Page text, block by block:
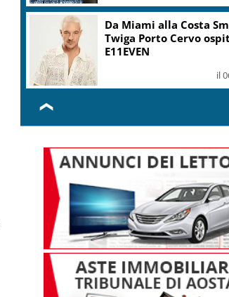
Da Miami alla Costa
Twiga Porto Cervo
E11EVEN
il
❮